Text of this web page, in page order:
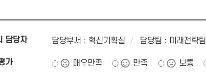
담당자 담당부서 : 혁신기획실 담당팀 : 미래전략팀
가 매우만족 만족 보통